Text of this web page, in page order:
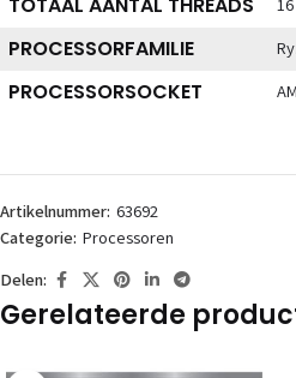
TOTAAL AANTAL THREADS 16
PROCESSORFAMILIE
PROCESSORSOCKET
Artikelnummer: 63692
Categorie: Processoren
Delen:
Gerelateerde